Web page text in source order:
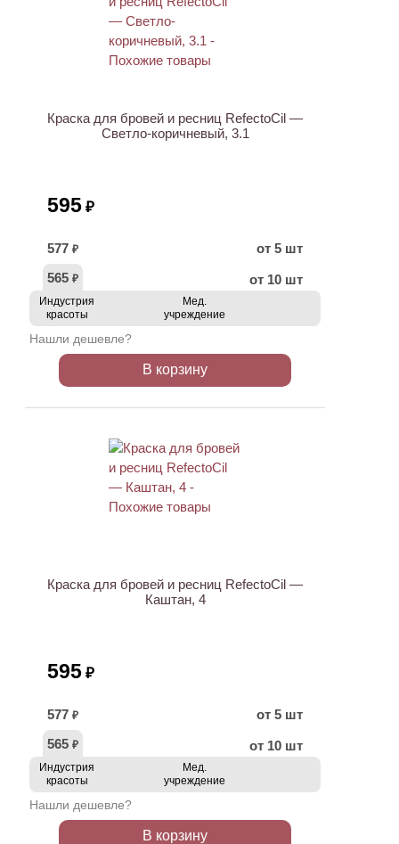
Краска для бровей и ресниц RefectoCil —
Светло-коричневый, 3.1
595 ₽
577 ₽
от 5 шт
565 ₽ от 10 шт
Индустрия
красоты
Мед.
учреждение
Нашли дешевле?
В корзину
Краска для бровей и ресниц RefectoCil —
Каштан, 4
595 ₽
577 ₽
от 5 шт
565 ₽ от 10 шт
Индустрия
красоты
Мед.
учреждение
Нашли дешевле?
В корзину